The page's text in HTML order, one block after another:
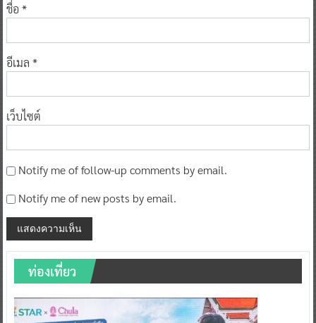
ชื่อ *
อีเมล *
เว็บไซต์
Notify me of follow-up comments by email.
Notify me of new posts by email.
ท่องเที่ยว